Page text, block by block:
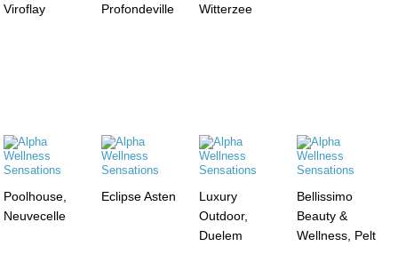
Viroflay
Profondeville
Witterzee
Poolhouse,
Neuvecelle
Eclipse Asten
Luxury
Outdoor,
Duelem
Bellissimo
Beauty &
Wellness, Pelt